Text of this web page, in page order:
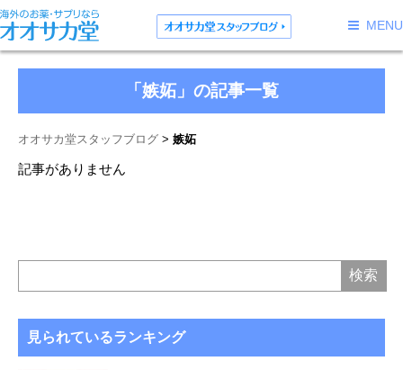
MENU
「嫉妬」の記事一覧
オオサカ堂スタッフブログ 嫉妬
記事がありません
見られているランキング